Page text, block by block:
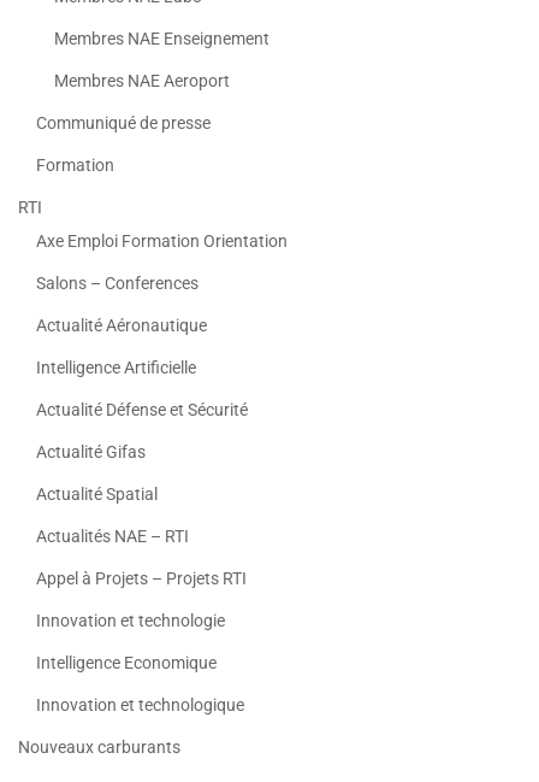
Membres NAE Enseignement
Membres NAE Aeroport
Communiqué de presse
Formation
RTI
Axe Emploi Formation Orientation
Salons – Conferences
Actualité Aéronautique
Intelligence Artificielle
Actualité Défense et Sécurité
Actualité Gifas
Actualité Spatial
Actualités NAE – RTI
Appel à Projets – Projets RTI
Innovation et technologie
Intelligence Economique
Innovation et technologique
Nouveaux carburants